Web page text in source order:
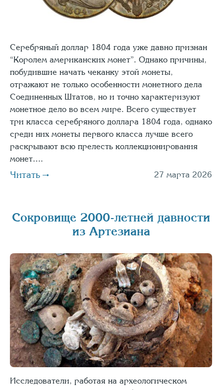
Серебряный доллар 1804 года уже давно признан
“Королем американских монет”. Однако причины,
побудившие начать чеканку этой монеты,
отражают не только особенности монетного дела
Соединенных Штатов, но и точно характеризуют
монетное дело во всем мире. Всего существует
три класса серебряного доллара 1804 года, однако
среди них монеты первого класса лучше всего
раскрывают всю прелесть коллекционирования
монет….
Читать 27 марта 2026
Сокровище 2000-летней давности
из Артезиана
Исследователи, работая на археологическом